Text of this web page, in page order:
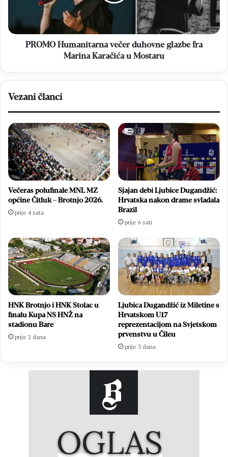
Karačića
u
MostaruPROMO Humanitarna večer duhovne glazbe fra
Marina Karačića u Mostaru
Vezani članci
Večeras polufinale MNL MZ
općine Čitluk – Brotnjo 2026.
prije 4 sata
Sjajan debi Ljubice Dugandžić:
Hrvatska nakon drame svladala
Brazil
prije 6 sati
HNK Brotnjo i HNK Stolac u
finalu Kupa NS HNŽ na
stadionu Bare
prije 2 dana
Ljubica Dugandžić iz Miletine s
Hrvatskom U17
reprezentacijom na Svjetskom
prvenstvu u Čileu
prije 3 dana